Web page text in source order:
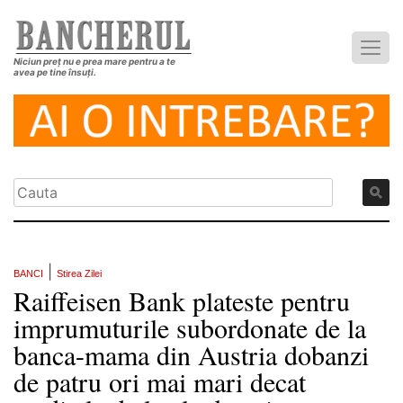
Niciun preț nu e prea mare pentru a te
avea pe tine însuți.
BANCI Stirea Zilei
Raiffeisen Bank plateste pentru
imprumuturile subordonate de la
banca-mama din Austria dobanzi
de patru ori mai mari decat